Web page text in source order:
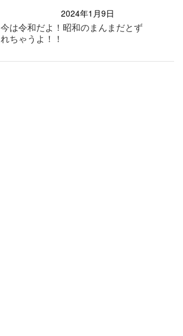
2024年1月9日
今は令和だよ！昭和のまんまだとず
れちゃうよ！！